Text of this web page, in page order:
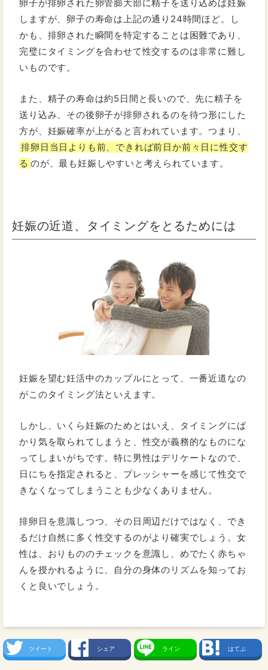
卵子が排卵された卵管膨大部に精子を送り込めば妊娠
しますが、卵子の寿命は上記の通り24時間ほど。し
かも、排卵された瞬間を特定することは困難であり、
完璧にタイミングを合わせて性交するのは非常に難し
いものです。
また、精子の寿命は約5日間と長いので、先に精子を
送り込み、その後卵子が排卵されるのを待つ形にした
方が、妊娠確率が上がると言われています。つまり、
排卵日当日よりも前、できれば前日か前々日に性交す
る のが、最も妊娠しやすいと考えられています。
妊娠の近道、タイミングをとるためには
妊娠を望む妊活中のカップルにとって、一番近道なの
がこのタイミング法といえます。
しかし、いくら妊娠のためとはいえ、タイミングにば
かり気を取られてしまうと、性交が義務的なものにな
ってしまいがちです。特に男性はデリケートなので、
日にちを指定されると、プレッシャーを感じて性交で
きなくなってしまうことも少なくありません。
排卵日を意識しつつ、その日周辺だけではなく、でき
るだけ自然に多く性交するのがより確実でしょう。女
性は、おりもののチェックを意識し、めでたく赤ちゃ
んを授かれるように、自分の身体のリズムを知ってお
くと良いでしょう。
ツイート シェア ライン はてぶ